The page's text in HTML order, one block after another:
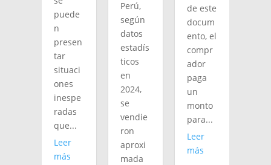
puede
n
presen
tar
situaci
ones
inespe
radas
que...
Leer
más
Perú,
según
datos
estadís
ticos
en
2024,
se
vendie
ron
aproxi
mada
de este
docum
ento, el
compr
ador
paga
un
monto
para...
Leer
más